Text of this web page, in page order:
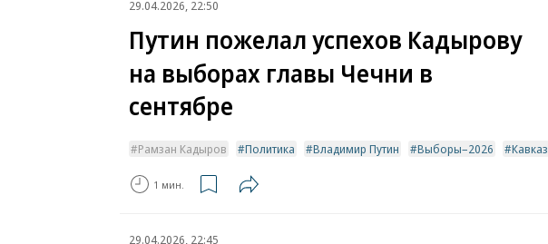
29.04.2026, 22:50
Путин пожелал успехов Кадырову
на выборах главы Чечни в
сентябре
Рамзан Кадыров Политика Владимир Путин Выборы–2026 Кавказ
1 мин.
29.04.2026, 22:45